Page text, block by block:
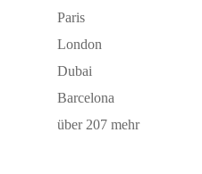
Paris
London
Dubai
Barcelona
über 207 mehr